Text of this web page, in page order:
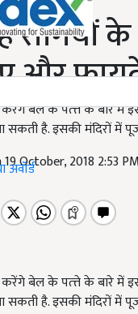
अवॉर्ड
रोगियों
और
बेल के पत्त्ते के बारे में
सकती है. इसकी मंदिरों में
October, 2018 2:53
बेल के पत्त्ते के बारे में
सकती है. इसकी मंदिरों में